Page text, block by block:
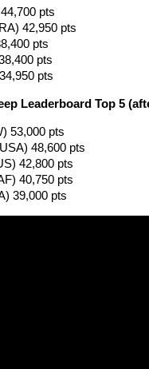
pts
42,950 pts
pts
pts
pts
Leaderboard Top 5
53,000 pts
48,600 pts
42,800 pts
40,750 pts
39,000 pts